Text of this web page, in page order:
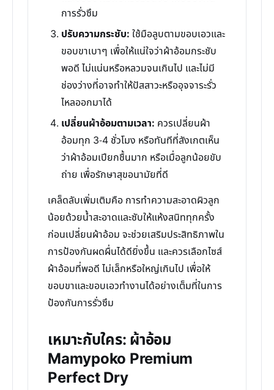
การรั่วซึม
ปรับความกระชับ: ใช้มือลูบตามขอบเอวและ
ขอบขาเบาๆ เพื่อให้แน่ใจว่าผ้าอ้อมกระชับ
พอดี ไม่แน่นหรือหลวมจนเกินไป และไม่มี
ช่องว่างที่อาจทำให้ปัสสาวะหรืออุจจาระรั่ว
ไหลออกมาได้
เปลี่ยนผ้าอ้อมตามเวลา: ควรเปลี่ยนผ้า
อ้อมทุก 3-4 ชั่วโมง หรือทันทีที่สังเกตเห็น
ว่าผ้าอ้อมเปียกชื้นมาก หรือเมื่อลูกน้อยขับ
ถ่าย เพื่อรักษาสุขอนามัยที่ดี
เคล็ดลับเพิ่มเติมคือ การทำความสะอาดผิวลูก
น้อยด้วยน้ำสะอาดและซับให้แห้งสนิททุกครั้ง
ก่อนเปลี่ยนผ้าอ้อม จะช่วยเสริมประสิทธิภาพใน
การป้องกันผดผื่นได้ดียิ่งขึ้น และควรเลือกไซส์
ผ้าอ้อมที่พอดี ไม่เล็กหรือใหญ่เกินไป เพื่อให้
ขอบขาและขอบเอวทำงานได้อย่างเต็มที่ในการ
ป้องกันการรั่วซึม
เหมาะกับใคร: ผ้าอ้อม
Mamypoko Premium
Perfect Dry